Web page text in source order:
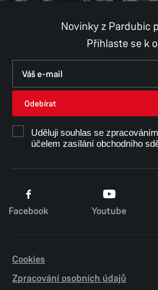
Novinky z Pardubic
Přihlaste se k
Odebírat
Uděluji souhlas se
účelem zasílání obchodního
Facebook Youtube
Cookies
Zpracování osobních údajů